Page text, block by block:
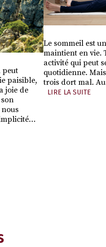
peut
paisible,
joie de
Le sommeil est
maintient en vie.
activité qui peut
quotidienne.
trois dort mal.
LIRE LA SUITE